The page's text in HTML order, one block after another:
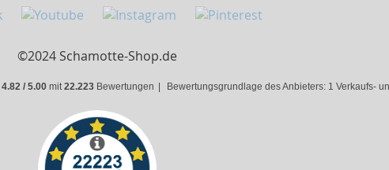
©2024 Schamotte-Shop.de
4.82 / 5.00mit22.223 Bewertungen Bewertungsgrundlage des Anbieters: 1 Verkaufs-